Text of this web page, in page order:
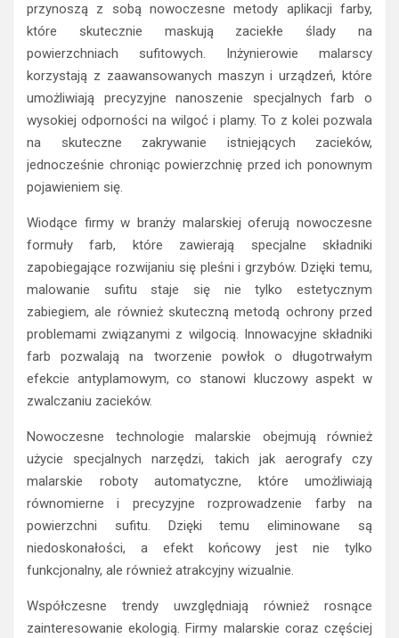
przynoszą z sobą nowoczesne metody aplikacji farby,
które skutecznie maskują zaciekłe ślady na
powierzchniach sufitowych. Inżynierowie malarscy
korzystają z zaawansowanych maszyn i urządzeń, które
umożliwiają precyzyjne nanoszenie specjalnych farb o
wysokiej odporności na wilgoć i plamy. To z kolei pozwala
na skuteczne zakrywanie istniejących zacieków,
jednocześnie chroniąc powierzchnię przed ich ponownym
pojawieniem się.
Wiodące firmy w branży malarskiej oferują nowoczesne
formuły farb, które zawierają specjalne składniki
zapobiegające rozwijaniu się pleśni i grzybów. Dzięki temu,
malowanie sufitu staje się nie tylko estetycznym
zabiegiem, ale również skuteczną metodą ochrony przed
problemami związanymi z wilgocią. Innowacyjne składniki
farb pozwalają na tworzenie powłok o długotrwałym
efekcie antyplamowym, co stanowi kluczowy aspekt w
zwalczaniu zacieków.
Nowoczesne technologie malarskie obejmują również
użycie specjalnych narzędzi, takich jak aerografy czy
malarskie roboty automatyczne, które umożliwiają
równomierne i precyzyjne rozprowadzenie farby na
powierzchni sufitu. Dzięki temu eliminowane są
niedoskonałości, a efekt końcowy jest nie tylko
funkcjonalny, ale również atrakcyjny wizualnie.
Współczesne trendy uwzględniają również rosnące
zainteresowanie ekologią. Firmy malarskie coraz częściej